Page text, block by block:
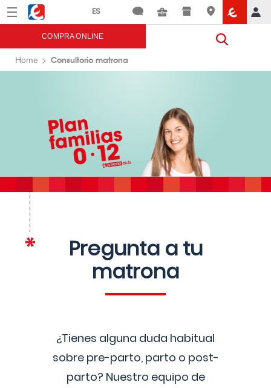
Menú Eroski
COMPRA ONLINE
Home Consultorio matrona
Pregunta a tu
matrona
¿Tienes alguna duda habitual
sobre pre-parto, parto o post-
parto? Nuestro equipo de